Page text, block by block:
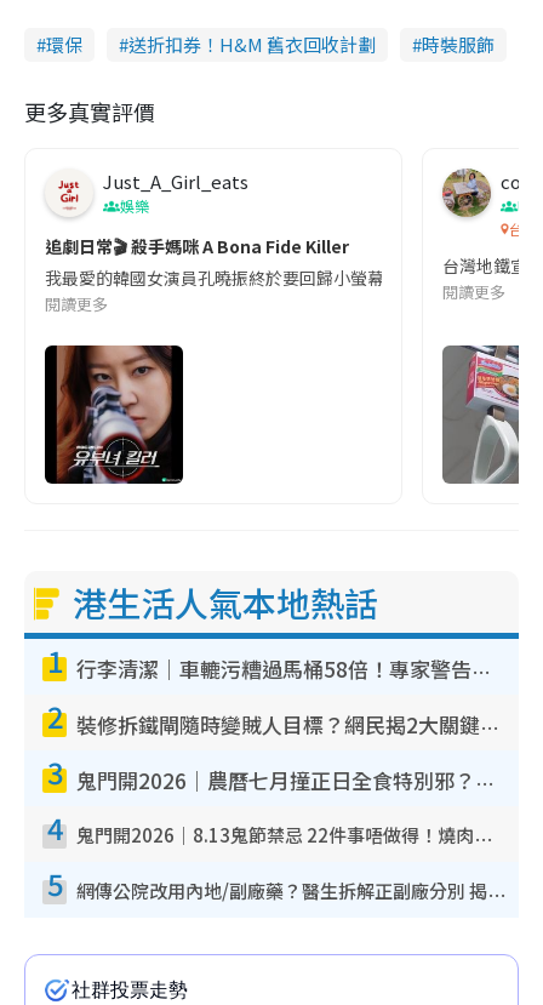
環保 送折扣券！H&M 舊衣回收計劃 時裝服飾
更多真實評價
Just_A_Girl_eats
娛樂
追劇日常🎬 殺手媽咪 A Bona Fide Killer
我最愛的韓國女演員孔曉振終於要回歸小螢幕啦!這次的劇本改編
閱讀更多
co
吹
台灣
台灣地鐵宣
閱讀更多
港生活人氣本地熱話
1 行李清潔｜車轆污糟過馬桶58倍！專家警告忌用酒精抹 教1招免污手除菌
2 裝修拆鐵閘隨時變賊人目標？網民揭2大關鍵用途：裝新式等於白裝？附新舊鐵閘分別
3 鬼門開2026｜農曆七月撞正日全食特別邪？專家警告切忌做一事！揭4大禁忌+2招保平安
4 鬼門開2026｜8.13鬼節禁忌 22件事唔做得！燒肉、刺身要少食？半夜勿吹口哨/打呢個電話
5 網傳公院改用內地/副廠藥？醫生拆解正副廠分別 揭4類人換藥隨時出事